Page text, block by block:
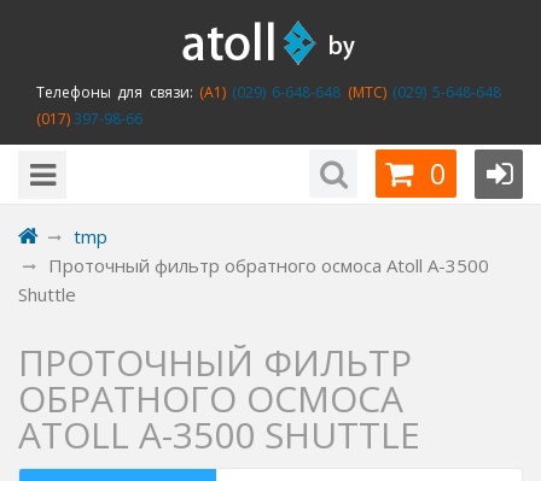
Телефоны для связи: (A1)(029) 6-648-648 (MTC)(029) 5-648-648
(017)397-98-66
0
tmp
Проточный фильтр обратного осмоса Atoll A-3500
Shuttle
ПРОТОЧНЫЙ ФИЛЬТР
ОБРАТНОГО ОСМОСА
ATOLL A-3500 SHUTTLE